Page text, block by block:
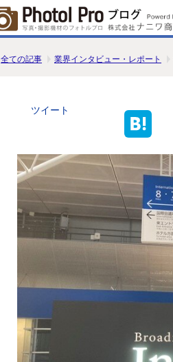
全ての記事 業界インタビュー・レポート
ツイート